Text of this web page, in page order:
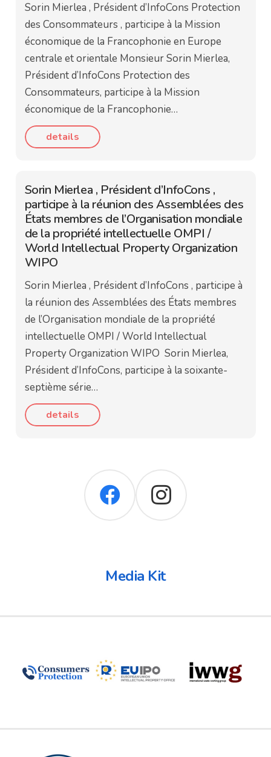
Sorin Mierlea , Président d’InfoCons Protection
des Consommateurs , participe à la Mission
économique de la Francophonie en Europe
centrale et orientale Monsieur Sorin Mierlea,
Président d’InfoCons Protection des
Consommateurs, participe à la Mission
économique de la Francophonie…
details
Sorin Mierlea , Président d’InfoCons ,
participe à la réunion des Assemblées des
États membres de l’Organisation mondiale
de la propriété intellectuelle OMPI /
World Intellectual Property Organization
WIPO
Sorin Mierlea , Président d’InfoCons , participe à
la réunion des Assemblées des États membres
de l’Organisation mondiale de la propriété
intellectuelle OMPI / World Intellectual
Property Organization WIPO Sorin Mierlea,
Président d’InfoCons, participe à la soixante-
septième série…
details
Media Kit